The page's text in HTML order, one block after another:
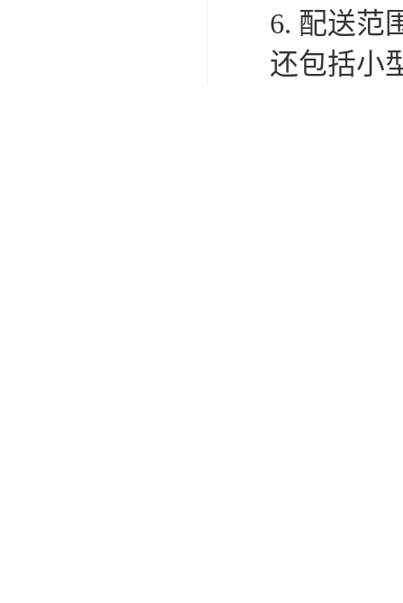
6. 配送范
还包括小